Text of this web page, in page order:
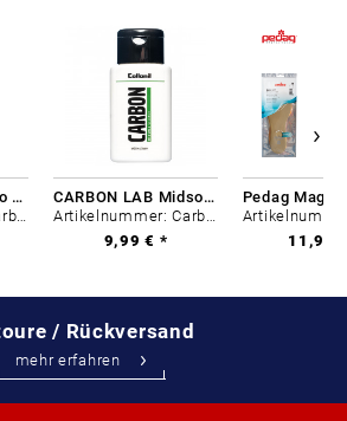
Collonil Carbon Pro 400 ml
Artikelnummer: Carbon-0
CARBON LAB Midsole Cleaner
Artikelnummer: Carbon-0
9,99 € *
11,99
/ Rückversand
mehr erfahren